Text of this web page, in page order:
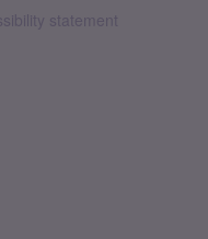
statement